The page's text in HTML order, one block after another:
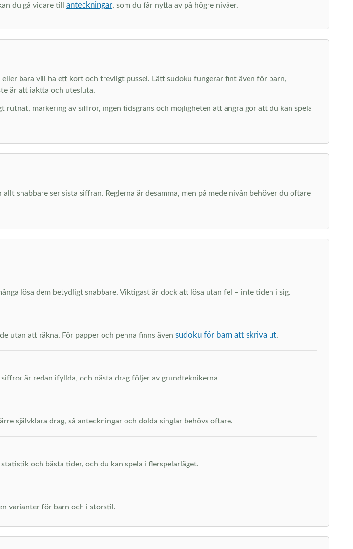
du gå vidare till anteckningar, som du får nytta av på högre nivåer.
bara vill ha ett kort och trevligt pussel. Lätt sudoku fungerar fint även för barn,
är att iaktta och utesluta.
rutnät, markering av siffror, ingen tidsgräns och möjligheten att ångra gör att du kan spela
snabbare ser sista siffran. Reglerna är desamma, men på medelnivån behöver du oftare
lösa dem betydligt snabbare. Viktigast är dock att lösa utan fel – inte tiden i sig.
utan att räkna. För papper och penna finns även sudoku för barn att skriva ut.
är redan ifyllda, och nästa drag följer av grundteknikerna.
självklara drag, så anteckningar och dolda singlar behövs oftare.
och bästa tider, och du kan spela i flerspelarläget.
varianter för barn och i storstil.